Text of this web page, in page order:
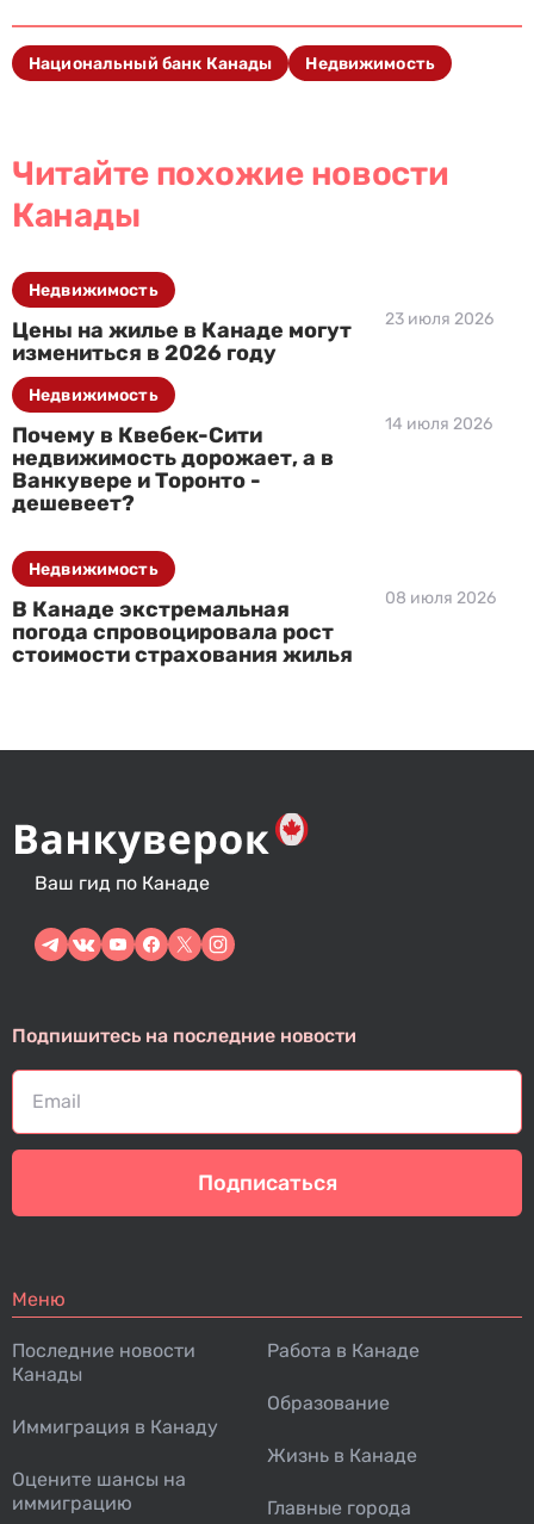
Национальный банк Канады Недвижимость
Читайте похожие новости
Канады
Цены на жилье в Канаде могут
измениться в 2026 году
23 июля 2026
Недвижимость
Почему в Квебек-Сити
недвижимость дорожает, а в
Ванкувере и Торонто -
дешевеет?
14 июля 2026
Недвижимость
В Канаде экстремальная
погода спровоцировала рост
стоимости страхования жилья
08 июля 2026
Недвижимость
Ваш гид по Канаде
Подпишитесь на последние новости
Подписаться
Меню
Последние новости
Канады
Иммиграция в Канаду
Оцените шансы на
иммиграцию
Работа в Канаде
Образование
Жизнь в Канаде
Главные города